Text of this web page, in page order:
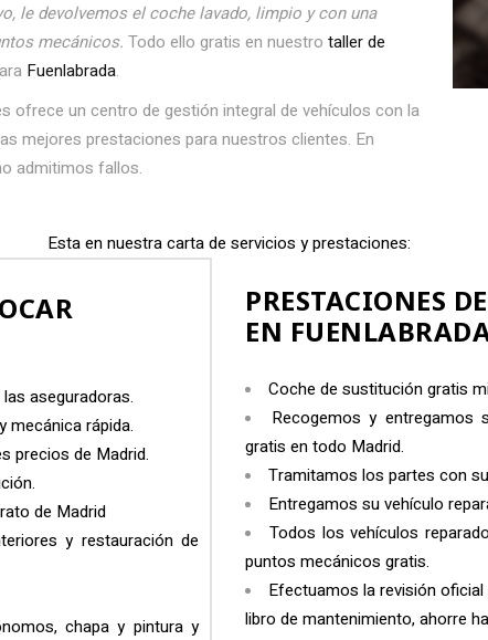
le devolvemos el coche lavado, limpio y con una
mecánicos. Todo ello gratis en nuestro taller de
Fuenlabrada.
ofrece un centro de gestión integral de vehículos con la
mejores prestaciones para nuestros clientes. En
admitimos fallos.
Esta en nuestra carta de servicios y prestaciones:
aseguradoras.
mecánica rápida.
precios de Madrid.
de Madrid
y restauración de
chapa y pintura y
PRESTACIONES
EN
Coche de sustitución gratis
Recogemos y entregamos
gratis en todo Madrid.
Tramitamos los partes con
Entregamos su vehículo
Todos los vehículos
puntos mecánicos gratis.
Efectuamos la revisión
libro de mantenimiento, ahorre